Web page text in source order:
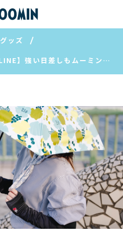
グッズ
【MOOMIN SHOP ONLINE】強い日差しもムーミンたちと快適に♪UV対策アイテム特集